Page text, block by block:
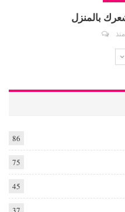
منذ
86
75
45